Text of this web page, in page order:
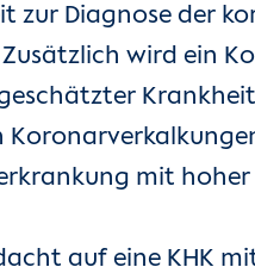
zur Diagnose der
wird ein
mit
auf eine KHK